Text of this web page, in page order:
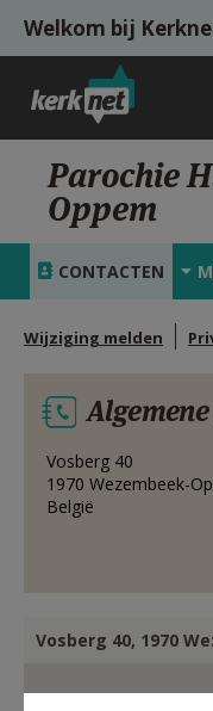
Overslaan en naar de
Welkom bij
KERK
HULP
MIJN
AANMELDEN
Parochie
Oppem
CONTACTEN
Wijziging melden
Vosberg 40
1970 Wezembeek-
België
Vosberg 40, 1970